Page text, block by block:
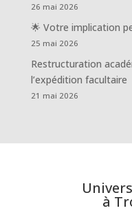
26 mai 2026
🌟 Votre implication
25 mai 2026
Restructuration
l’expédition facultaire
21 mai 2026
à